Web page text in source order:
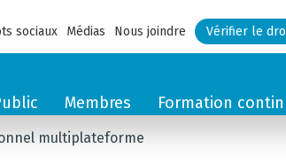
sociaux Médias Nous joindre Vérifier le
Membres Formation
multiplateforme